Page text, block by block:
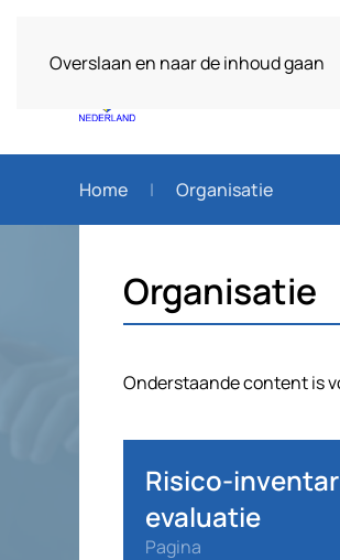
Overslaan en naar de inhoud gaan
Over ons
Home Organisatie
Organisatie
Onderstaande content is
Risico-
evaluatie
Pagina